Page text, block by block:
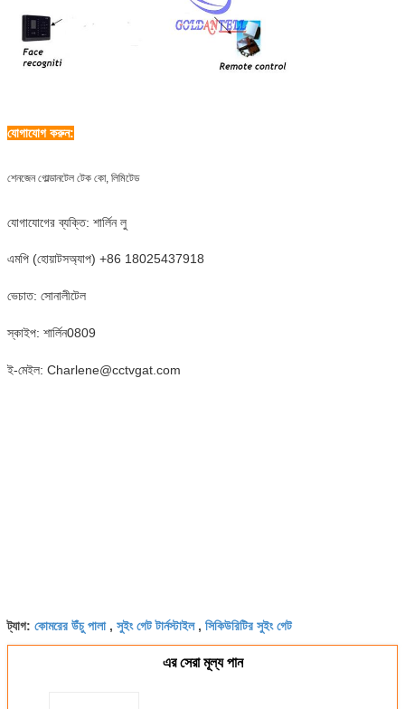
যোগাযোগ করুন:
শেনজেন গোল্ডানটেল টেক কো, লিমিটেড
যোগাযোগের ব্যক্তি: শার্লিন লু
এমপি (হোয়াটসঅ্যাপ) +86 18025437918
ভেচাত: সোনালীটেল
স্কাইপ: শার্লিন0809
ই-মেইল: Charlene@cctvgat.com
ট্যাগ: কোমরের উঁচু পালা, সুইং গেট টার্নস্টাইল, সিকিউরিটির সুইং গেট
এর সেরা মূল্য পান